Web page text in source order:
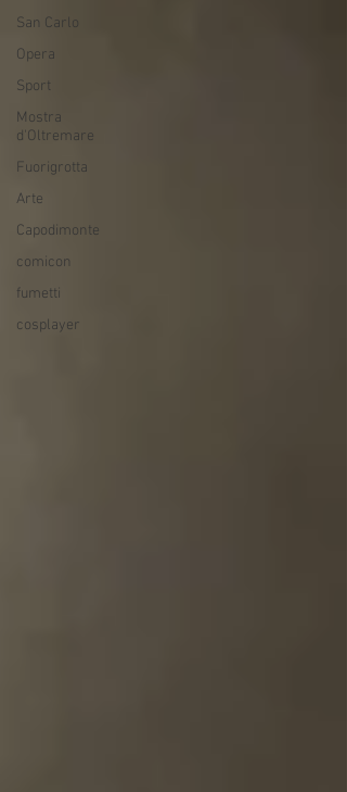
San Carlo
Opera
Sport
Mostra
d'Oltremare
Fuorigrotta
Arte
Capodimonte
comicon
fumetti
cosplayer